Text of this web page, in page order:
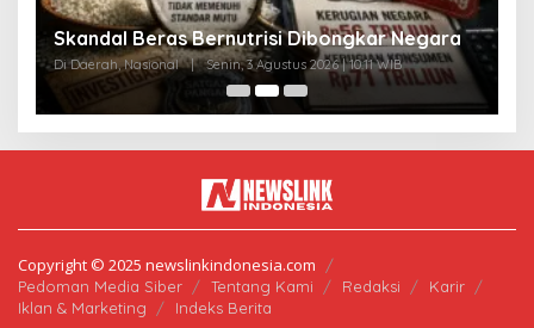
Skandal Beras Bernutrisi Dibongkar Negara
Di Daerah, Nasional | Senin, 3 Agustus 2026 | 10:11 WIB
Copyright © 2025 newslinkindonesia.com
Pedoman Media Siber Tentang Kami Redaksi
Karir
Iklan & Marketing
Indeks Berita